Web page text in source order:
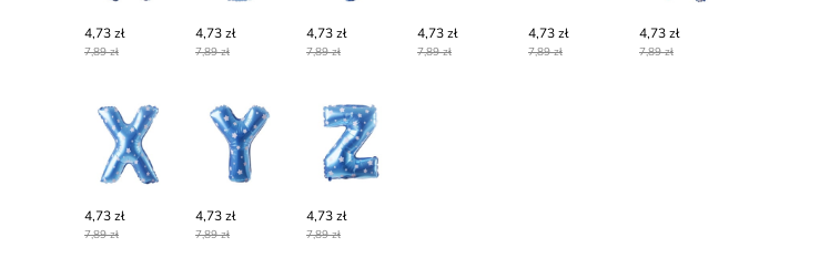
4,73 zł
7,89 zł
4,73 zł
7,89 zł
4,73 zł
7,89 zł
4,73 zł
7,89 zł
4,73 zł
7,89 zł
4,73 zł
7,89 zł
4,73 zł
7,89 zł
4,73 zł
7,89 zł
4,73 zł
7,89 zł